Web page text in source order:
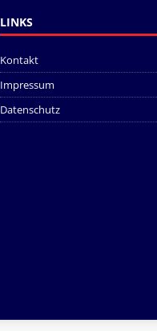
LINKS
Kontakt
Impressum
Datenschutz